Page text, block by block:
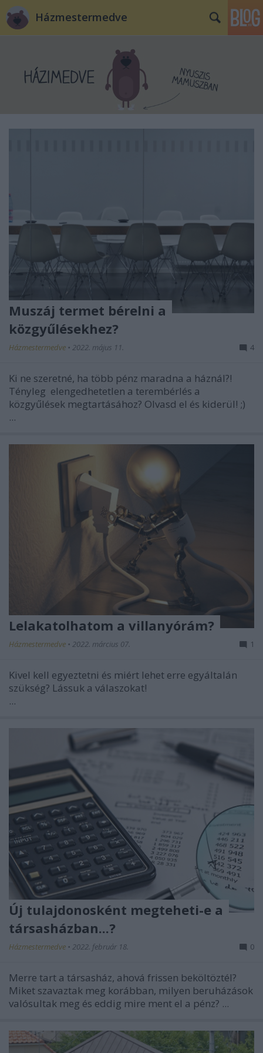
Házmestermedve
Muszáj termet bérelni a
közgyűlésekhez?
Házmestermedve • 2022. május 11. 4
Ki ne szeretné, ha több pénz maradna a háznál?!
Tényleg elengedhetetlen a terembérlés a
közgyűlések megtartásához? Olvasd el és kiderül! ;)
...
Lelakatolhatom a villanyórám?
Házmestermedve • 2022. március 07. 1
Kivel kell egyeztetni és miért lehet erre egyáltalán
szükség? Lássuk a válaszokat!
...
Új tulajdonosként megteheti-e a
társasházban...?
Házmestermedve • 2022. február 18. 0
Merre tart a társasház, ahová frissen beköltöztél?
Miket szavaztak meg korábban, milyen beruházások
valósultak meg és eddig mire ment el a pénz? ...